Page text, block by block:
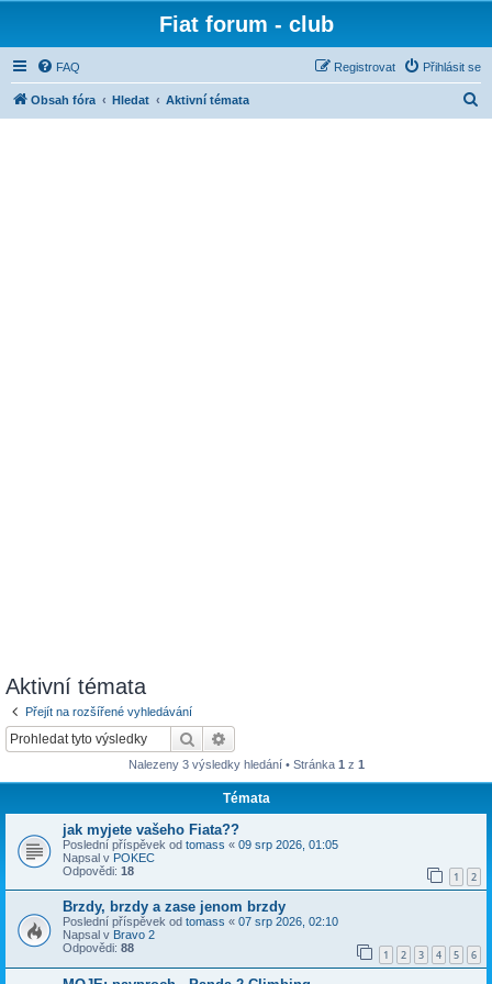
Fiat forum - club
FAQ Přihlásit se
Registrovat
Obsah fóra Hledat Aktivní témata
Aktivní témata
Přejít na rozšířené vyhledávání
Hledat
Nalezeny 3 výsledky hledání • Stránka 1 z 1
Témata
jak myjete vašeho Fiata??
Poslední příspěvek od tomass « 09 srp 2026, 01:05
Napsal v POKEC
Odpovědi: 18 1 2
Brzdy, brzdy a zase jenom brzdy
Poslední příspěvek od tomass « 07 srp 2026, 02:10
Napsal v Bravo 2
Odpovědi: 88 1 2 3 4 5 6